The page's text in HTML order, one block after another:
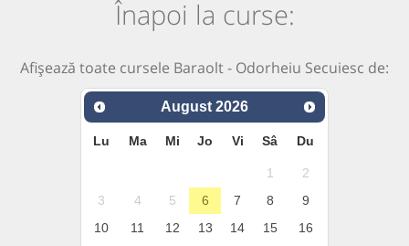
Înapoi la curse:
Afișează toate cursele Baraolt - Odorheiu Secuiesc de:
August 2026
Lu Ma Mi Jo Vi Sâ Du
1
2
3
4 5 6 7 8
9
10
11 12 13 14 15
16